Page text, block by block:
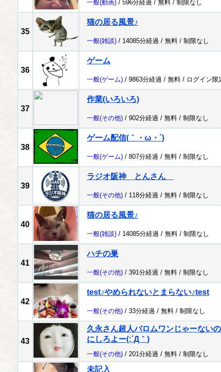
一般(動画) / 596分経過 / 無料 / 制限なし
35
猫の居る風景♪
一般(雑談) / 14085分経過 / 無料 / 制限なし
36
ゲーム
一般(ゲーム) / 9863分経過 / 無料 / ログイン限
37
作業(いろいろ)
一般(その他) / 902分経過 / 無料 / 制限なし
38
ゲーム配信(｀・ω・´)
一般(ゲーム) / 807分経過 / 無料 / 制限なし
39
ラジオ阪神 とんさん
一般(その他) / 118分経過 / 無料 / 制限なし
40
猫の居る風景♪
一般(雑談) / 14085分経過 / 無料 / 制限なし
41
ハチの巣
一般(その他) / 391分経過 / 無料 / 制限なし
42
test♪やめられないとまらない♪test
一般(その他) / 33分経過 / 無料 / 制限なし
43
久永さん超人バロムワンじゃーない
にしろよー(;´Д｀)
一般(その他) / 201分経過 / 無料 / 制限なし
未記入